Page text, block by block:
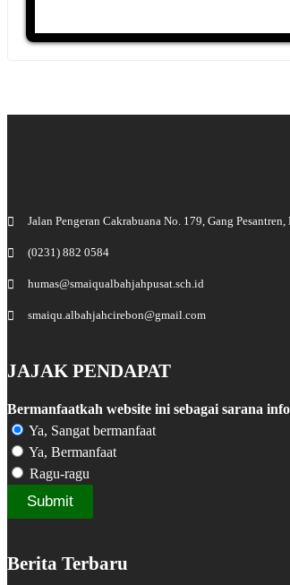
Jalan Pengeran Cakrabuana No. 179, Gang
(0231) 882 0584
humas@smaiqualbahjahpusat.sch.id
smaiqu.albahjahcirebon@gmail.com
JAJAK PENDAPAT
Bermanfaatkah website ini sebagai sarana
Ya, Sangat bermanfaat
Ya, Bermanfaat
Ragu-ragu
Berita Terbaru